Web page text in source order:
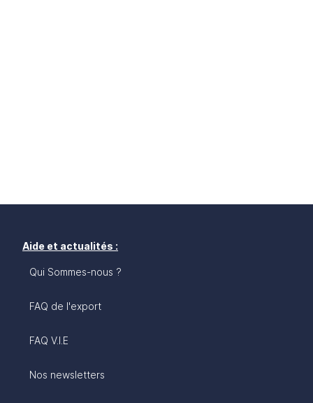
Aide et actualités :
Qui Sommes-nous ?
FAQ de l'export
FAQ V.I.E
Nos newsletters